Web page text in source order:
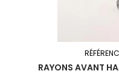
RAYONS AVANT